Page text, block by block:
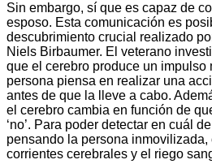
Sin embargo, sí que es capaz de
esposo. Esta comunicación es
descubrimiento crucial realizado
Niels Birbaumer. El veterano
que el cerebro produce un impulso
persona piensa en realizar una
antes de que la lleve a cabo.
el cerebro cambia en función de
‘no’. Para poder detectar en cuál
pensando la persona inmovilizada,
corrientes cerebrales y el riego